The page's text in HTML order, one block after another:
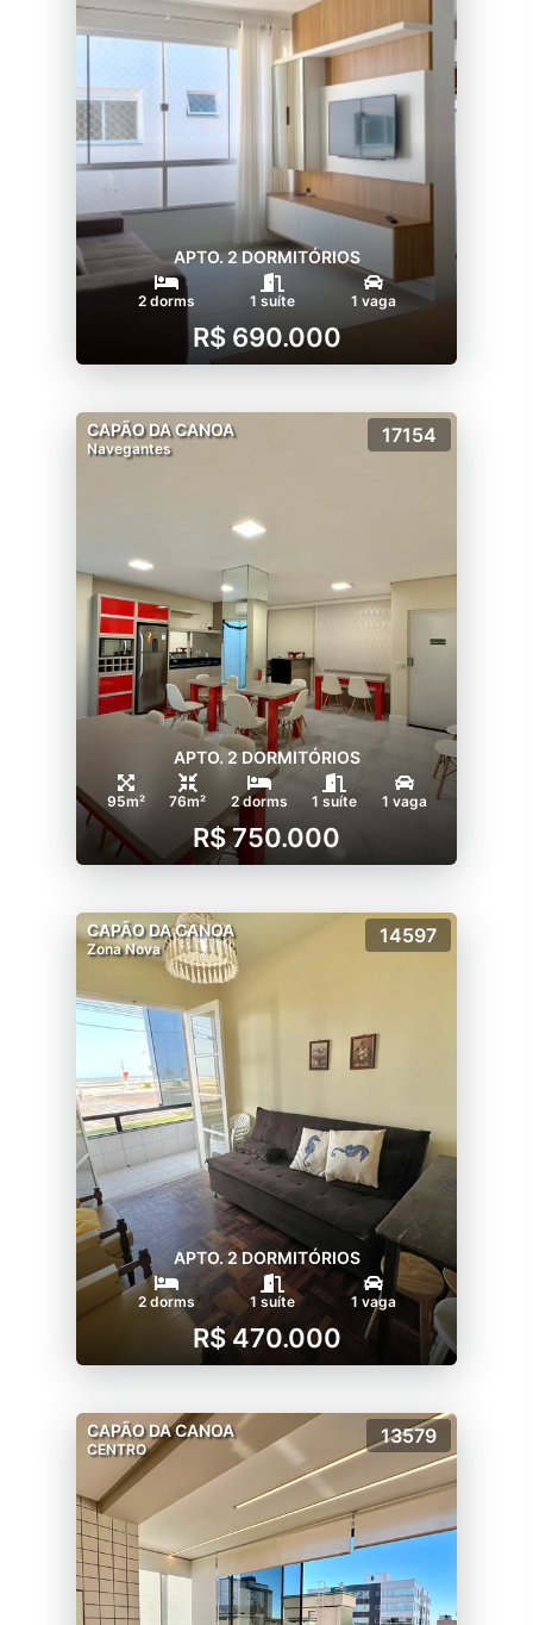
APTO. 2 DORMITÓRIOS
2 dorms 1 suíte 1 vaga
R$ 690.000
CAPÃO DA CANOA
Navegantes
17154
APTO. 2 DORMITÓRIOS
95m² 76m² 2 dorms 1 suíte 1 vaga
R$ 750.000
CAPÃO DA CANOA
Zona Nova
14597
APTO. 2 DORMITÓRIOS
2 dorms 1 suíte 1 vaga
R$ 470.000
CAPÃO DA CANOA
CENTRO
13579